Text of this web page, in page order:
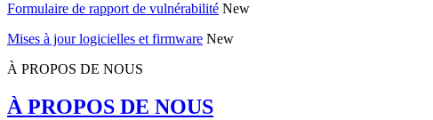
Formulaire de rapport de vulnérabilité New
Mises à jour logicielles et firmware New
À PROPOS DE NOUS
À PROPOS DE NOUS